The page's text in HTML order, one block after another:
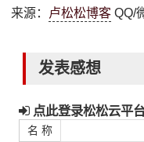
来源： 卢松松博客 QQ/
发表感想
点此登录松松云平
名 称